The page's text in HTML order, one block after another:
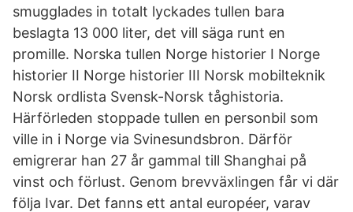
smugglades in totalt lyckades tullen bara
beslagta 13 000 liter, det vill säga runt en
promille. Norska tullen Norge historier I Norge
historier II Norge historier III Norsk mobilteknik
Norsk ordlista Svensk-Norsk tåghistoria.
Härförleden stoppade tullen en personbil som
ville in i Norge via Svinesundsbron. Därför
emigrerar han 27 år gammal till Shanghai på
vinst och förlust. Genom brevväxlingen får vi där
följa Ivar. Det fanns ett antal européer, varav